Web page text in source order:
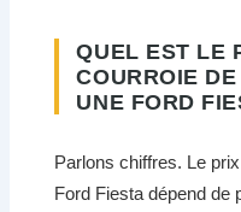
QUEL EST LE
COURROIE
UNE FORD
Parlons chiffres. Le
Ford Fiesta dépend de